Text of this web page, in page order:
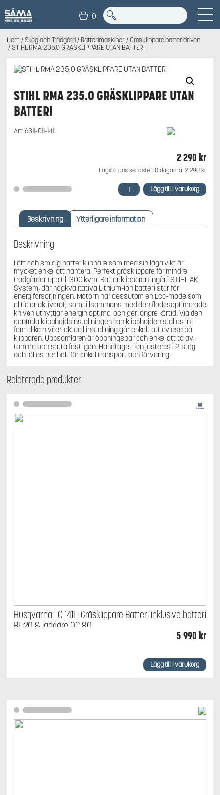
0
Hem / Skog och Trädgård/ Batterimaskiner /Gräsklippare batteridriven
/ STIHL RMA 235.0 GRÄSKLIPPARE UTAN BATTERI
STIHL RMA 235.0 GRÄSKLIPPARE UTAN
BATTERI
Art:6311-011-1411
2 290 kr
Lägsta pris senaste 30 dagarna: 2 290 kr
STIHL
RMA
GRÄSKLIPPARE
UTAN
Lägg till i varukorg
Beskrivning Ytterligare information
Beskrivning
Lätt och smidig batteriklippare som med sin låga vikt är
mycket enkel att hantera. Perfekt gräsklippare för mindre
trädgårdar upp till 300 kvm. Batteriklipparen ingår i STIHL AK-
System, där högkvalitativa Lithium-Ion batteri står för
energiförsörjningen. Motorn har dessutom en Eco-mode som
alltid är aktiverat, som tillsammans med den flödesoptimerade
kniven utnyttjar energin optimal och ger längre körtid. Via den
centrala klipphöjdsinställningen kan klipphöjden ställas in i
fem olika nivåer. aktuell inställning går enkelt att avläsa på
klipparen. Uppsamlaren är öppningsbar och enkel att ta av,
tömma och sätta fast igen. Handtaget kan justeras i 2 steg
och fällas ner helt för enkel transport och förvaring.
Relaterade produkter
Husqvarna LC 141Li Gräsklippare Batteri inklusive batteri
BLi20 & laddare QC 80
5 990 kr
Lägg till i varukorg